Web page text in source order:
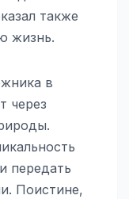
также
жизнь.
в
через
передать
Поистине,